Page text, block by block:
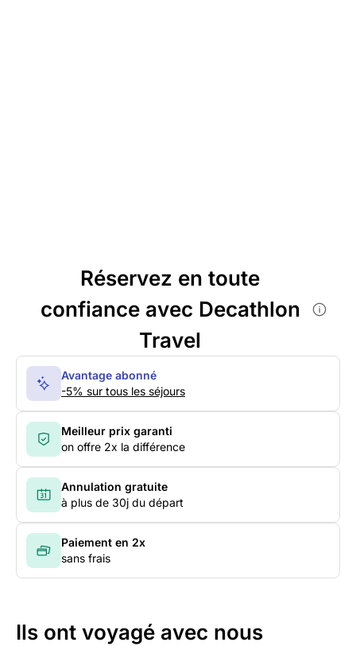
Réservez en toute
confiance avec Decathlon
Travel
Avantage abonné
-5% sur tous les séjours
Meilleur prix garanti
on offre 2x la différence
Annulation gratuite
à plus de 30j du départ
Paiement en 2x
sans frais
Ils ont voyagé avec nous